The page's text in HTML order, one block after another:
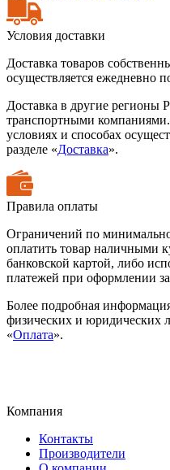
Условия доставки
Доставка товаров
осуществляется ежедневно
Доставка в другие регионы
транспортными
условиях и способах
разделе «Доставка».
Правила оплаты
Ограничений по
оплатить товар наличными
банковской картой, либо
платежей при оформлении
Более подробная
физических и юридических
«Оплата».
Компания
Контакты
Производители